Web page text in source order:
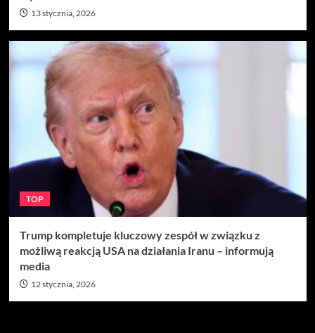
13 stycznia, 2026
TOP
Trump kompletuje kluczowy zespół w związku z
możliwą reakcją USA na działania Iranu – informują
media
12 stycznia, 2026